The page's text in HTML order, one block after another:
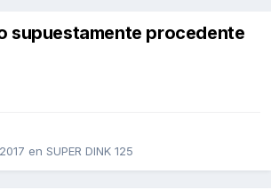
supuestamente procedente
en SUPER DINK 125